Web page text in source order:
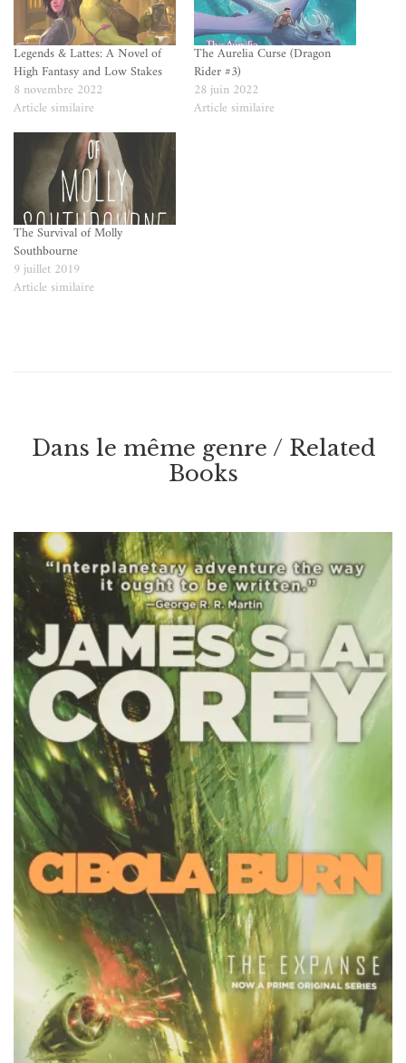
Legends & Lattes: A Novel of
High Fantasy and Low Stakes
8 novembre 2022
Article similaire
The Aurelia Curse (Dragon
Rider #3)
28 juin 2022
Article similaire
The Survival of Molly
Southbourne
9 juillet 2019
Article similaire
Dans le même genre / Related
Books